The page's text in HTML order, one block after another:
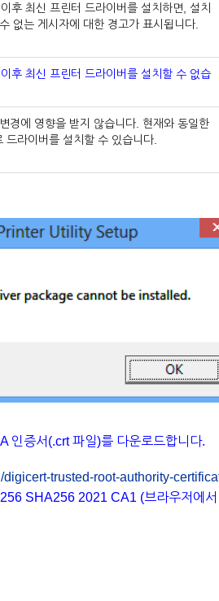
후 최신 프린터 드라이버를 설치하면, 설치
없는 게시자에 대한 경고가 표시됩니다.
후 최신 프린터 드라이버를 설치할 수 없습
경에 영향을 받지 않습니다. 현재와 동일한
드라이버를 설치할 수 있습니다.
인증서(.crt 파일)를 다운로드합니다.
trusted-root-authority-
SHA256 2021 CA1 (브라우저에